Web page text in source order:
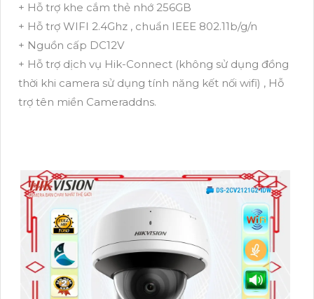
+ Hỗ trợ khe cắm thẻ nhớ 256GB
+ Hỗ trợ WIFI 2.4Ghz , chuẩn IEEE 802.11b/g/n
+ Nguồn cấp DC12V
+ Hỗ trợ dịch vụ Hik-Connect (không sử dụng đồng
thời khi camera sử dụng tính năng kết nối wifi) , Hỗ
trợ tên miền Cameraddns.